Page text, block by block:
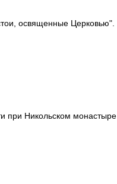
освященные Церковью".
при Никольском монастыре